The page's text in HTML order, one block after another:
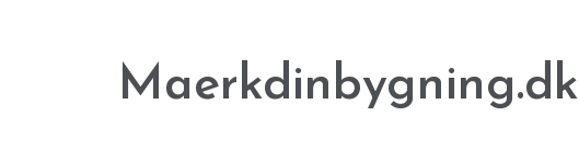
Maerkdinbygning.dk